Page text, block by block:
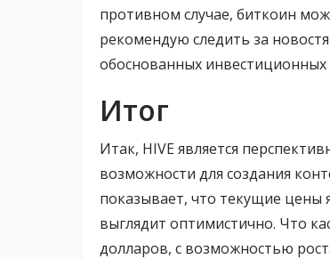
противном случае, биткоин
рекомендую следить за
обоснованных
Итог
Итак, HIVE является
возможности для создания
показывает, что текущие цены
выглядит оптимистично. Что
долларов, с возможностью